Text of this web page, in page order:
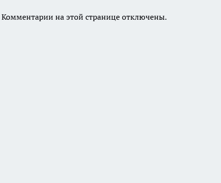
Комментарии на этой странице отключены.